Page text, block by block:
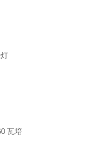
瓦培